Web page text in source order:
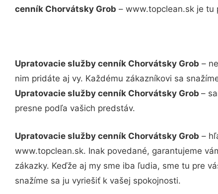
cenník Chorvátsky Grob – www.topclean.sk je tu
Upratovacie služby cenník Chorvátsky Grob –
nim pridáte aj vy. Každému zákazníkovi sa
Upratovacie služby cenník Chorvátsky Grob –
presne podľa vašich predstáv.
Upratovacie služby cenník Chorvátsky Grob –
www.topclean.sk. Inak povedané, garantujeme
zákazky. Keďže aj my sme iba ľudia, sme tu pre
snažíme sa ju vyriešiť k vašej spokojnosti.